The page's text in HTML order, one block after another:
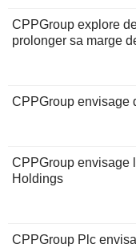
CPPGroup explore
prolonger sa marge
CPPGroup envisage
CPPGroup envisage
Holdings
CPPGroup Plc